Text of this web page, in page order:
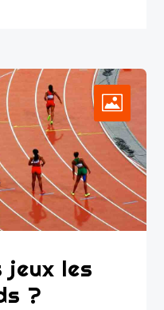
jeux les
?